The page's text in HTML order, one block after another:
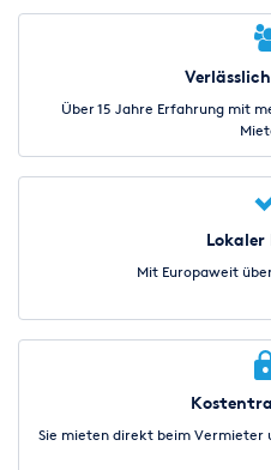
Über 15 Jahre Erfahrung mit
Lokaler
Mit Europaweit
Sie mieten direkt beim Vermieter